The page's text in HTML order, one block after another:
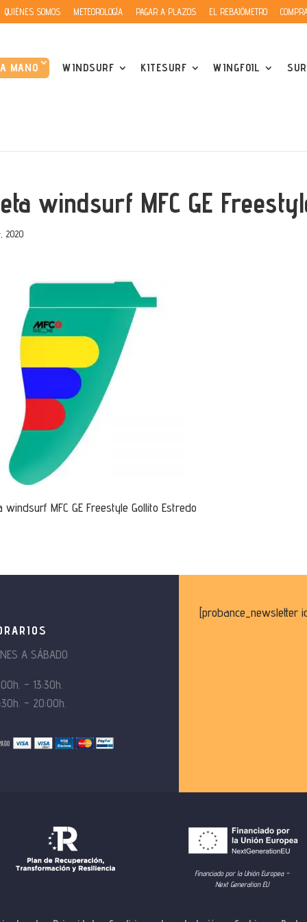
QUIÉNES SOMOS METEOROLOGÍA PAGAR A PLAZOS EL REBAJÓMETRO
MANO WINDSURF KITESURF WINGFOIL
windsurf MFC GE
2020
windsurf MFC GE Freestyle Gollito Estredo
A SÁBADO
– 13:30h.
– 20:00h.
[probance_newsletter
Financiado por la Unión Europea –
Next Generation EU